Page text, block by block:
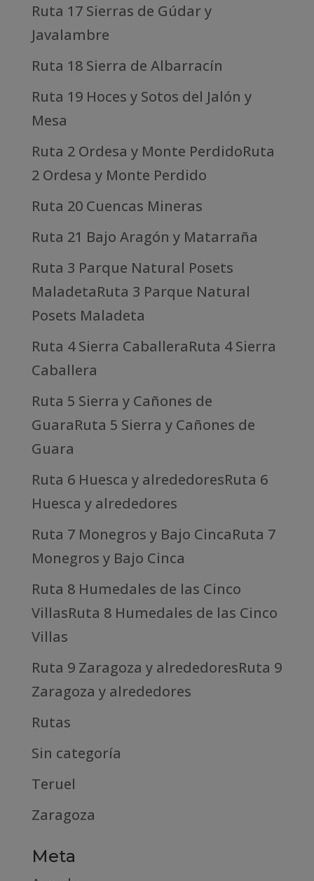
Ruta 17 Sierras de Gúdar y
Javalambre
Ruta 18 Sierra de Albarracín
Ruta 19 Hoces y Sotos del Jalón y
Mesa
Ruta 2 Ordesa y Monte PerdidoRuta
2 Ordesa y Monte Perdido
Ruta 20 Cuencas Mineras
Ruta 21 Bajo Aragón y Matarraña
Ruta 3 Parque Natural Posets
MaladetaRuta 3 Parque Natural
Posets Maladeta
Ruta 4 Sierra CaballeraRuta 4 Sierra
Caballera
Ruta 5 Sierra y Cañones de
GuaraRuta 5 Sierra y Cañones de
Guara
Ruta 6 Huesca y alrededoresRuta 6
Huesca y alrededores
Ruta 7 Monegros y Bajo CincaRuta 7
Monegros y Bajo Cinca
Ruta 8 Humedales de las Cinco
VillasRuta 8 Humedales de las Cinco
Villas
Ruta 9 Zaragoza y alrededoresRuta 9
Zaragoza y alrededores
Rutas
Sin categoría
Teruel
Zaragoza
Meta